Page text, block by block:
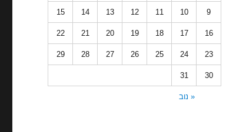
9
10
11
12
13
14
15
16
17
18
19
20
21
22
23
24
25
26
27
28
29
30
31
« נוב